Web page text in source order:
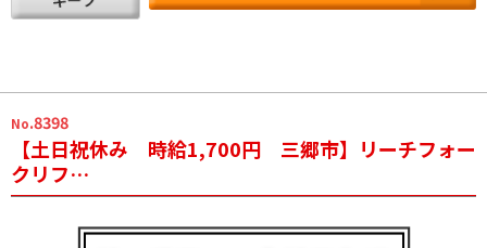
No.8398
【土日祝休み 時給1,700円 三郷市】リーチフォー
クリフ…